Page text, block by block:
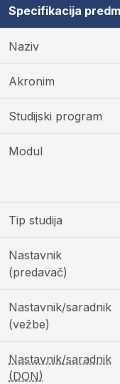
Specifikacija
Naziv
Akronim
Studijski program
Modul
Tip studija
Nastavnik
(predavač)
Nastavnik/saradnik
(vežbe)
Nastavnik/saradnik
(DON)